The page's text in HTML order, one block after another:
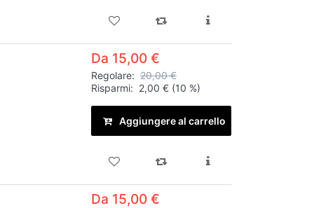
Da 15,00 €
Regolare: 20,00 €
Risparmi: 2,00 € (10 %)
Aggiungere al carrello
Da 15,00 €